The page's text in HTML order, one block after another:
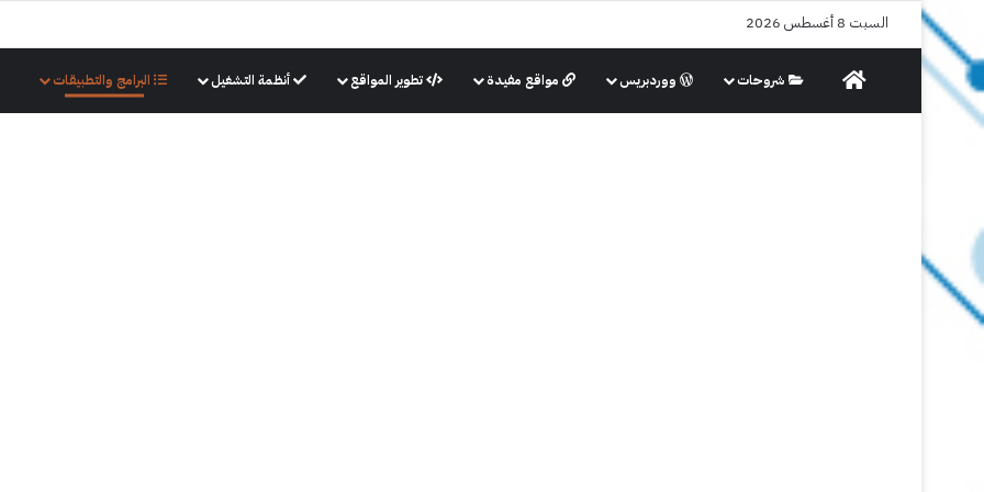
السبت 8 أغسطس 2026
الرئيسية شروحات ووردبريس مواقع مفيدة تطوير المواقع أنظمة التشغيل البرامج والتطبيقات